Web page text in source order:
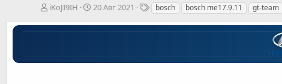
А
т
iKoJI9IH
Д
т
о
20 Авг 2021
Т
г
bosch bosch me17.9.11 gt-team